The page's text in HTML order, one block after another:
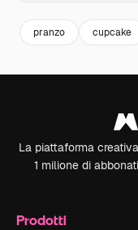
pranzo cupcake
La piattaforma
1 milione di
Prodotti